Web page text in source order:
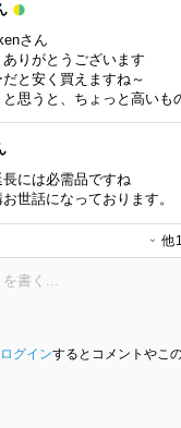
さん
ありがとうございます
と安く買えますね～
思うと、ちょっと高いも
長には必需品ですね
世話になっております。
他
ログインするとコメントやこ